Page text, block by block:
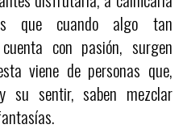
que cuando algo tan
con pasión, surgen
viene de personas que,
su sentir, saben mezclar